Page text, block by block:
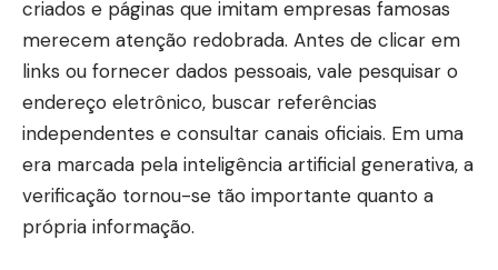
criados e páginas que imitam empresas famosas
merecem atenção redobrada. Antes de clicar em
links ou fornecer dados pessoais, vale pesquisar o
endereço eletrônico, buscar referências
independentes e consultar canais oficiais. Em uma
era marcada pela inteligência artificial generativa, a
verificação tornou-se tão importante quanto a
própria informação.